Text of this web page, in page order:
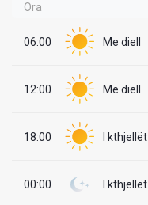
Ora
06:00 Me diell
12:00 Me diell
18:00 I kthjellët
00:00 I kthjellët